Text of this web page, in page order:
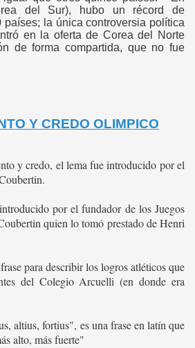
del Sur), hubo un récord de
países; la única controversia política
en la oferta de Corea del Norte
de forma compartida, que no fue
Y CREDO OLIMPICO
y credo, el lema fue introducido por el
por el fundador de los Juegos
quien lo tomó prestado de Henri
para describir los logros atléticos que
del Colegio Arcuelli (en donde era
altius, fortius", es una frase en latín que
alto, más fuerte"